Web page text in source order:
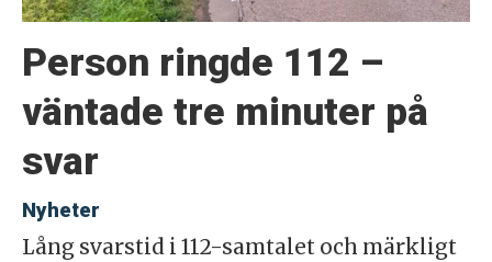
Person ringde 112 –
väntade tre minuter på
svar
Nyheter
Lång svarstid i 112-samtalet och märkligt